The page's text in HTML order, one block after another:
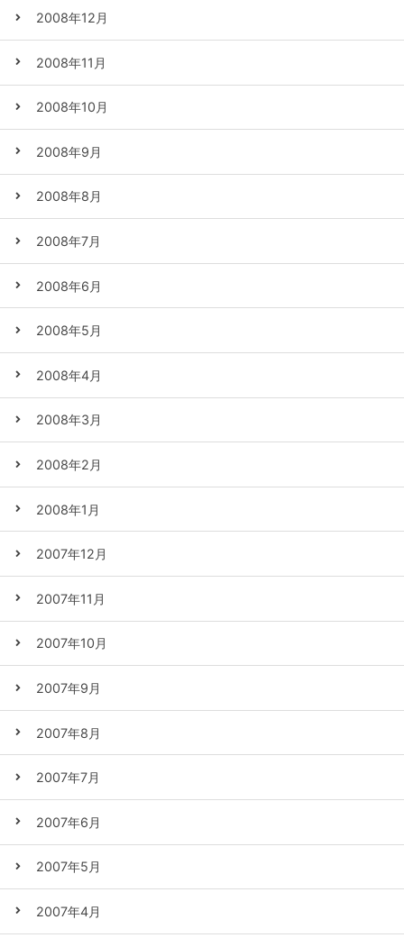
2008年12月
2008年11月
2008年10月
2008年9月
2008年8月
2008年7月
2008年6月
2008年5月
2008年4月
2008年3月
2008年2月
2008年1月
2007年12月
2007年11月
2007年10月
2007年9月
2007年8月
2007年7月
2007年6月
2007年5月
2007年4月